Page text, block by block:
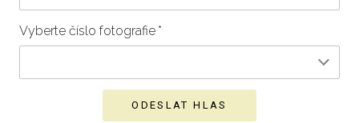
Vyberte číslo fotografie *
ODESLAT HLAS